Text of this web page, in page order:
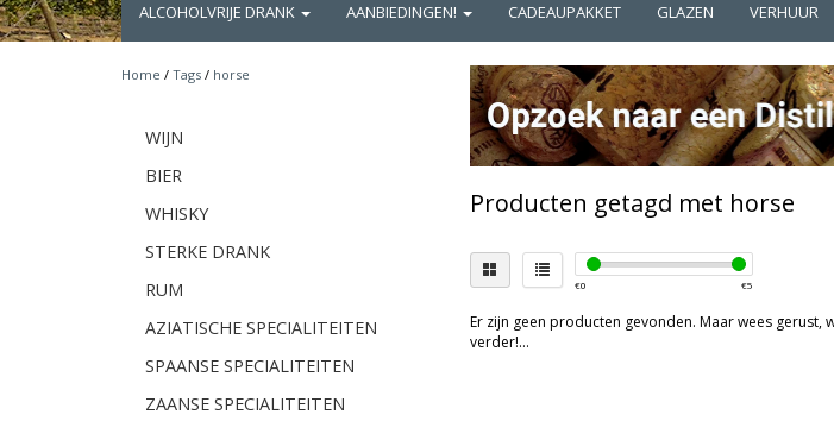
ALCOHOLVRIJE DRANK AANBIEDINGEN! CADEAUPAKKET GLAZEN VERHUUR
Home / Tags / horse
WIJN
BIER
WHISKY
STERKE DRANK
RUM
AZIATISCHE SPECIALITEITEN
SPAANSE SPECIALITEITEN
ZAANSE SPECIALITEITEN
Producten getagd met horse
€0 €5
Er zijn geen producten gevonden. Maar wees gerust,
verder!...